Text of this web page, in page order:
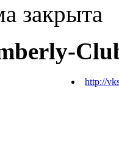
закрыта
http://